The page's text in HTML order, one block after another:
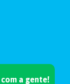
com a gente!